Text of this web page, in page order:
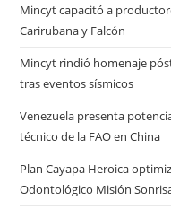
Mincyt capacitó a
Carirubana y Falcón
Mincyt rindió homenaje
tras eventos sísmicos
Venezuela presenta
técnico de la FAO en China
Plan Cayapa Heroica
Odontológico Misión